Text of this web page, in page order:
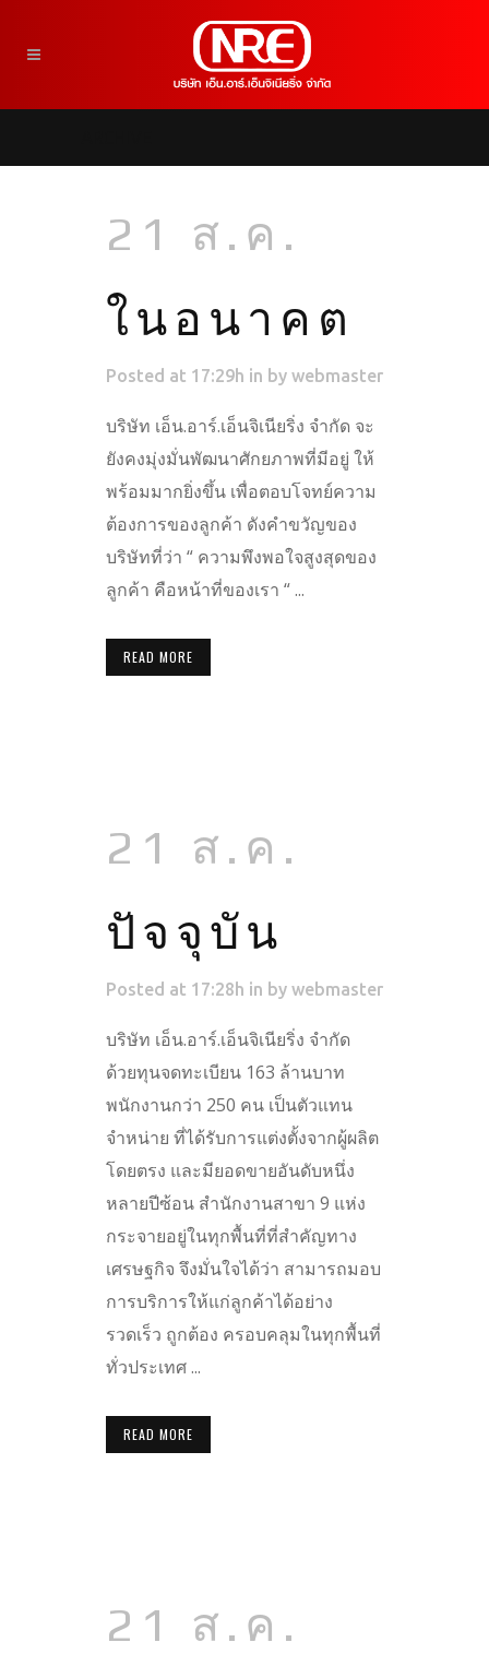
21 ส.ค.
ในอนาคต
Posted at 17:29h in by webmaster
บริษัท เอ็น.อาร์.เอ็นจิเนียริ่ง จำกัด จะ
ยังคงมุ่งมั่นพัฒนาศักยภาพที่มีอยู่ ให้
พร้อมมากยิ่งขึ้น เพื่อตอบโจทย์ความ
ต้องการของลูกค้า ดังคำขวัญของ
บริษัทที่ว่า “ ความพึงพอใจสูงสุดของ
ลูกค้า คือหน้าที่ของเรา “ ...
READ MORE
21 ส.ค.
ปัจจุบัน
Posted at 17:28h in by webmaster
บริษัท เอ็น.อาร์.เอ็นจิเนียริ่ง จำกัด
ด้วยทุนจดทะเบียน 163 ล้านบาท
พนักงานกว่า 250 คน เป็นตัวแทน
จำหน่าย ที่ได้รับการแต่งตั้งจากผู้ผลิต
โดยตรง และมียอดขายอันดับหนึ่ง
หลายปีซ้อน สำนักงานสาขา 9 แห่ง
กระจายอยู่ในทุกพื้นที่ที่สำคัญทาง
เศรษฐกิจ จึงมั่นใจได้ว่า สามารถมอบ
การบริการให้แก่ลูกค้าได้อย่าง
รวดเร็ว ถูกต้อง ครอบคลุมในทุกพื้นที่
ทั่วประเทศ ...
READ MORE
21 ส.ค.